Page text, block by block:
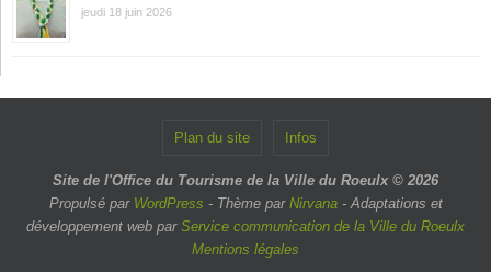
jeudi 18 juin 2026
Plan du site Infos
Site de l'Office du Tourisme de la Ville du Roeulx © 2026
Propulsé par WordPress - Thème par Nirvana- Adaptations et
développement web par Service communication de la Ville du Roeulx
Mentions légales